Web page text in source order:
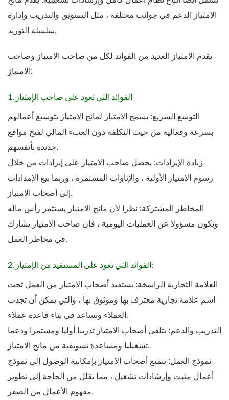
الامتياز الدعم في جوانب مختلفة ، مثل التسويق والتدريب وإدارة
سلسلة التوريد.
يقدم الامتياز العديد من الفوائد لكل من صاحب الامتياز وصاحب
الامتياز:
1. الفوائد التي تعود على صاحب الإمتياز
التوسع السريع: يسمح الامتياز لمانح الامتياز بتوسيع أعمالهم
بسرعة وفعالية من حيث التكلفة دون العبء المالي لفتح مواقع
جديدة بأنفسهم.
زيادة الإيرادات: يحصل صاحب الامتياز على إيرادات من خلال
رسوم الامتياز الأولية ، والإتاوات المستمرة ، وربما بيع الإمدادات
إلى أصحاب الامتياز.
المخاطر المشتركة: نظرا لأن مانح الامتياز يستثمر رأس ماله
ويكون مسؤولا عن العمليات اليومية ، فإن صاحب الامتياز يشارك
في مخاطر العمل.
2. الفوائد التي تعود على المستفيد من الإمتياز:
العلامة التجارية الراسخة: يستفيد أصحاب الامتياز من العمل تحت
اسم علامة تجارية معترف بها وموثوق بها ، والتي يمكن أن تجذب
العملاء وتساعد في بناء قاعدة عملاء.
التدريب والدعم: يتلقى أصحاب الامتياز تدريبا أوليا ومستمرا ودعما
تشغيليا ومساعدة تسويقية من مانح الامتياز.
نموذج العمل: يتمتع أصحاب الامتياز بإمكانية الوصول إلى نموذج
أعمال مثبت وإرشادات تشغيل ، مما يقلل من الحاجة إلى تطوير
مفهوم الأعمال من الصفر.